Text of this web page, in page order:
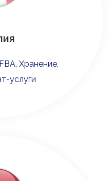
Хранение,
услуги